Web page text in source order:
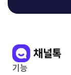
기능